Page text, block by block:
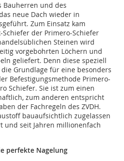
Bauherren und des
neue Dach wieder in
Zum Einsatz kam
der Primero-Schiefer
Steinen wird
vorgebohrten Löchern und
geliefert. Denn diese speziell
Grundlage für eine besonders
Befestigungsmethode Primero-
Schiefer. Sie ist zum einen
zum anderen entspricht
der Fachregeln des ZVDH.
bauaufsichtlich zugelassen
und seit Jahren millionenfach
perfekte Nagelung